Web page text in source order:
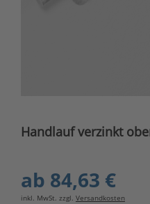
Handlauf verzinkt
ab 84,63 €
inkl. MwSt. zzgl. Versandkosten